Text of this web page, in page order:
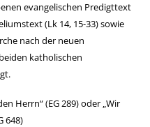
evangelischen Predigttext
(Lk 14, 15-33) sowie
nach der neuen
katholischen
Herrn“ (EG 289) oder „Wir
648)